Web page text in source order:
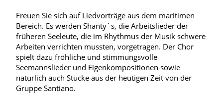
Freuen Sie sich auf Liedvorträge aus dem maritimen
Bereich. Es werden Shanty`s, die Arbeitslieder der
früheren Seeleute, die im Rhythmus der Musik schwere
Arbeiten verrichten mussten, vorgetragen. Der Chor
spielt dazu fröhliche und stimmungsvolle
Seemannslieder und Eigenkompositionen sowie
natürlich auch Stücke aus der heutigen Zeit von der
Gruppe Santiano.